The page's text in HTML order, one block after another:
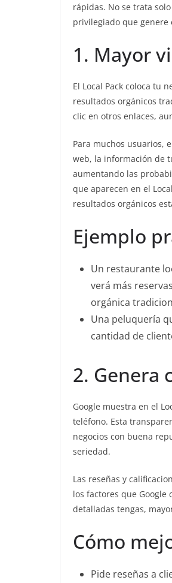
rápidas. No se trata
privilegiado que genere
1. Mayor
El Local Pack coloca tu
resultados orgánicos
clic en otros enlaces,
Para muchos usuarios,
web, la información de
aumentando las
que aparecen en el
resultados orgánicos
Ejemplo
Un restaurante
verá más
orgánica
Una peluquería
cantidad de
2. Genera
Google muestra en el
teléfono. Esta
negocios con buena
seriedad.
Las reseñas y
los factores que Google
detalladas tengas,
Cómo
Pide reseñas a